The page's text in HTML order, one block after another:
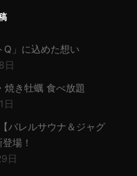
Q」に込めた想い
日
焼き牡蠣 食べ放題
日
バレルサウナ＆ジャグ
場！
日